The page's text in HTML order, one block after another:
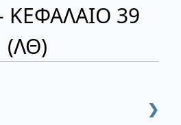
ΚΕΦΑΛΑΙΟ 39
(ΛΘ)
❯